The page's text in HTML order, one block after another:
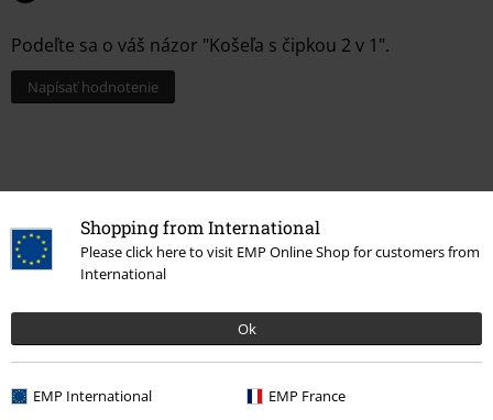
Shopping from International
Please click here to visit EMP Online Shop for customers from
International
Ok
EMP International EMP France
Podeľte sa o váš názor "Košeľa s čipkou 2 v 1".
Napísať hodnotenie
Naposledy navštívené